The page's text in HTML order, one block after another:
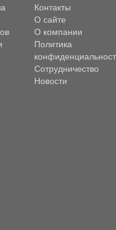
Контакты
О сайте
О компании
Политика
Сотрудничество
Новости